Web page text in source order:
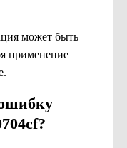
может быть
применение